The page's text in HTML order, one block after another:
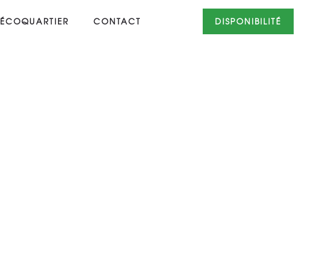
ÉCOQUARTIER CONTACT DISPONIBILITÉ